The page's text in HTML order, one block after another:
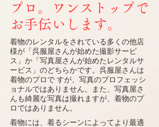
プロ。ワンストップで
お手伝いします。
着物のレンタルをされている多くの他店
様が「呉服屋さんが始めた撮影サービ
ス」か「写真屋さんが始めたレンタルサ
ービス」のどちらかです。呉服屋さんは
着物のプロで すが、写真のプロフェッシ
ョナルではありません。また、写真屋さ
んも綺麗な写真は撮れますが、着物のプ
ロではありません。
着物には、着るシーンによってより最適